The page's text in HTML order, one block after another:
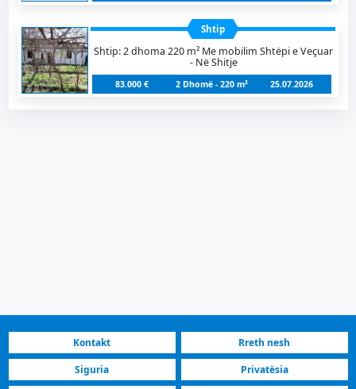
Shtip
Shtip: 2 dhoma 220 m² Me mobilim Shtëpi e Veçuar
- Në Shitje
83.000 € 2 Dhomë - 220 m² 25.07.2026
Kontakt
Rreth nesh
Siguria
Privatësia